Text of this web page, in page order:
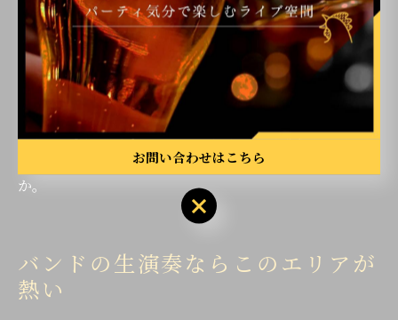
ような店舗では、グループ利用や貸切イベントにも対応
している場合があり、二次会や記念日、歓送迎会にもぴ
ったりです。
初めて利用する方は、事前に人数や希望の席を伝えて予
約すると安心です。音楽とお酒を通じて、友人との絆が
より深まる特別な夜を過ごしてみてはいかがでしょう
か。
バンドの生演奏ならこのエリアが
熱い
お問い合わせはこちら